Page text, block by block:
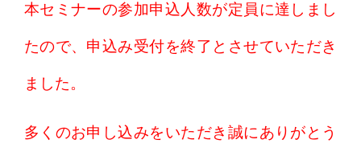
本セミナーの参加申込人数が定員に達しまし
たので、申込み受付を終了とさせていただき
ました。
多くのお申し込みをいただき誠にありがとう